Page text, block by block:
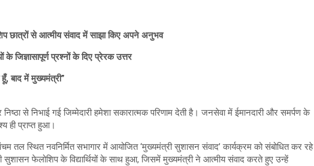
छात्रों से आत्मीय संवाद में साझा किए अपने अनुभव
जिज्ञासापूर्ण प्रश्नों के दिए प्रेरक उत्तर
बाद में मुख्यमंत्री”
से निभाई गई जिम्मेदारी हमेशा सकारात्मक परिणाम देती है। जनसेवा में ईमानदारी और समर्पण के
ही प्राप्त हुआ।
तल स्थित नवनिर्मित सभागार में आयोजित ‘मुख्यमंत्री सुशासन संवाद’ कार्यक्रम को संबोधित कर रहे
फेलोशिप के विद्यार्थियों के साथ हुआ, जिसमें मुख्यमंत्री ने आत्मीय संवाद करते हुए उन्हें